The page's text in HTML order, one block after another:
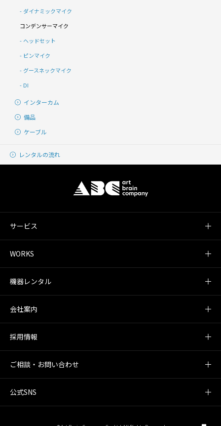
ダイナミックマイク
コンデンサーマイク
ヘッドセット
ピンマイク
グースネックマイク
DI
インターカム
備品
ケーブル
レンタルの流れ
サービス
WORKS
機器レンタル
会社案内
採用情報
ご相談・お問い合わせ
公式SNS